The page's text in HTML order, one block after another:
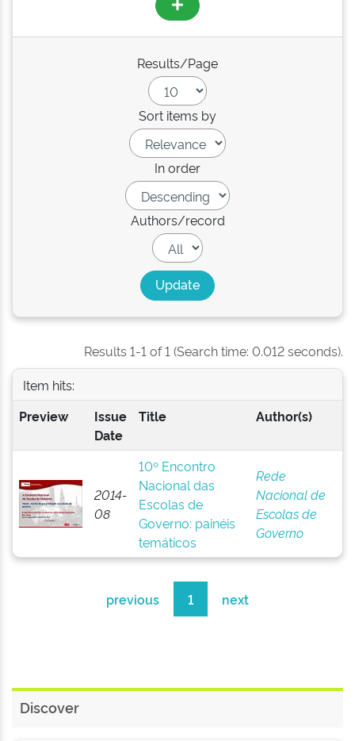
Results/Page
Sort items by
In order
Authors/record
Results 1-1 of 1 (Search time: 0.012 seconds).
Item hits:
Preview
Issue
Date
Title Author(s)
2014-
08
10º Encontro
Nacional das
Escolas de
Governo: painéis
temáticos
Rede
Nacional de
Escolas de
Governo
previous 1 next
Discover